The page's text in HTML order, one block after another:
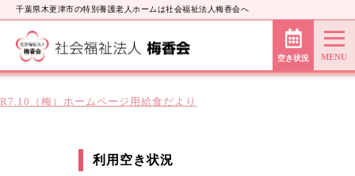
千葉県木更津市の特別養護老人ホームは社会福祉法人梅香会へ
空き状況
利用空き状況
R7.10（梅）ホームページ用給食だより